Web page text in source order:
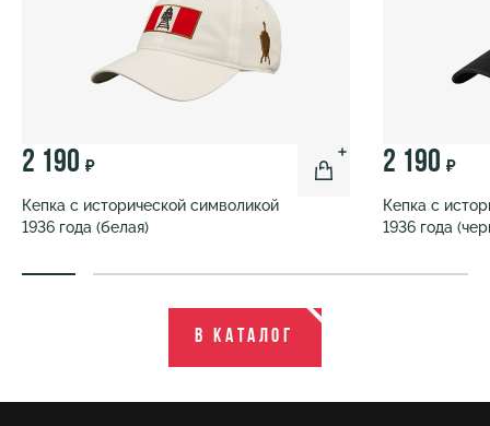
2 190 ₽
Кепка с исторической символикой
1936 года (белая)
2 190 ₽
Кепка с
1936 года
В каталог